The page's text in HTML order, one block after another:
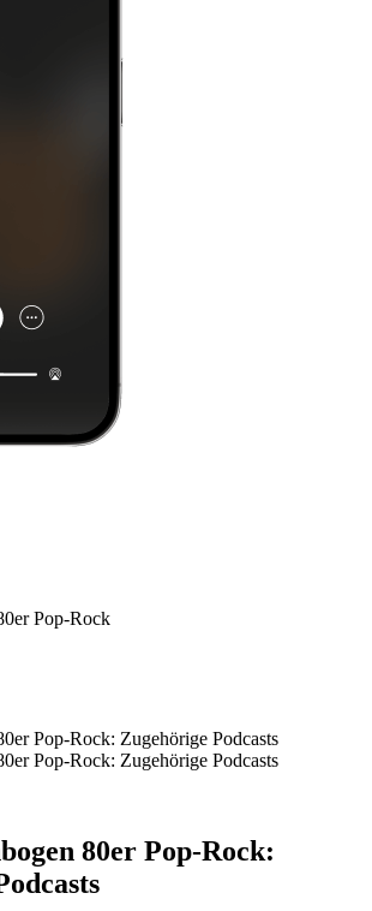
Pop-Rock
Pop-Rock: Zugehörige Podcasts
Pop-Rock: Zugehörige Podcasts
80er Pop-Rock: